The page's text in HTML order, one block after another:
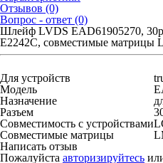
Отзывов (0)
Вопрос - ответ (0)
Шлейф LVDS EAD61905270,
E2242C, совместимые матрицы
Для устройств
Модель
Назначение
Разъем
Совместимость с устройствами
Совместимые матрицы
Написать отзыв
Пожалуйста авторизируйтесь